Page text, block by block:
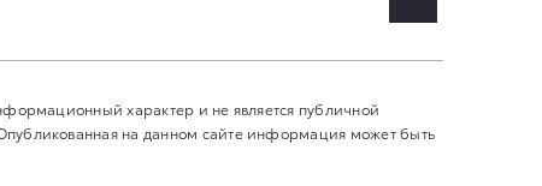
характер и не является публичной
на данном сайте информация может быть